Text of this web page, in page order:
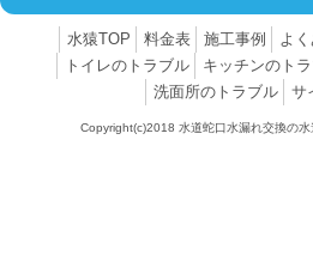
水猿TOP 料金表 施工事例 よ
トイレのトラブル
キッチンのト
洗面所のトラブル
サ
Copyright(c)2018 水道蛇口水漏れ交換の